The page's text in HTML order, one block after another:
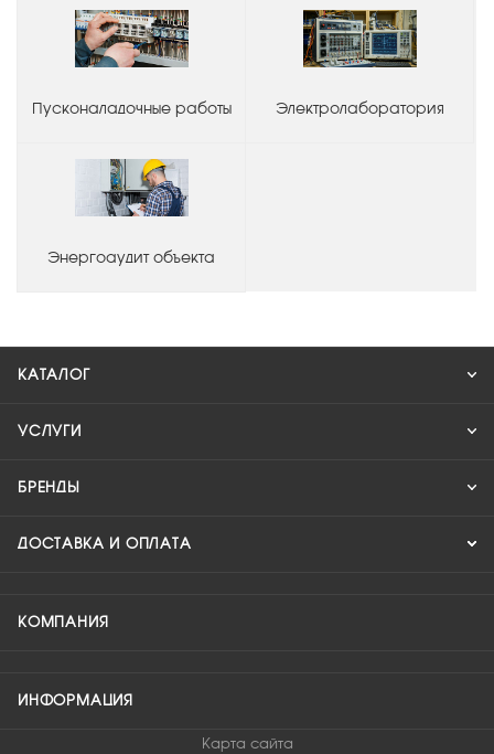
Пусконаладочные работы Электролаборатория
Энергоаудит объекта
КАТАЛОГ
УСЛУГИ
БРЕНДЫ
ДОСТАВКА И ОПЛАТА
КОМПАНИЯ
ИНФОРМАЦИЯ
Карта сайта